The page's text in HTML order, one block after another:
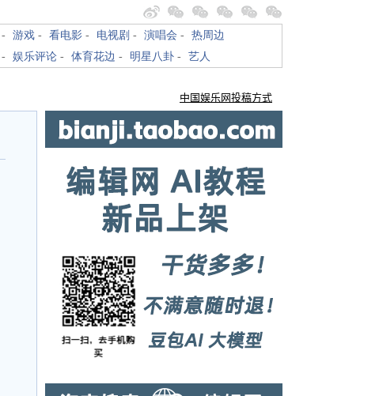
- 游戏 - 看电影 - 电视剧 - 演唱会 - 热周边
- 娱乐评论 - 体育花边 - 明星八卦 - 艺人